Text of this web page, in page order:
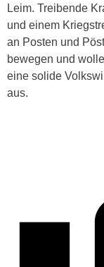
Leim. Treibende
und einem
an Posten und
bewegen und
eine solide
aus.